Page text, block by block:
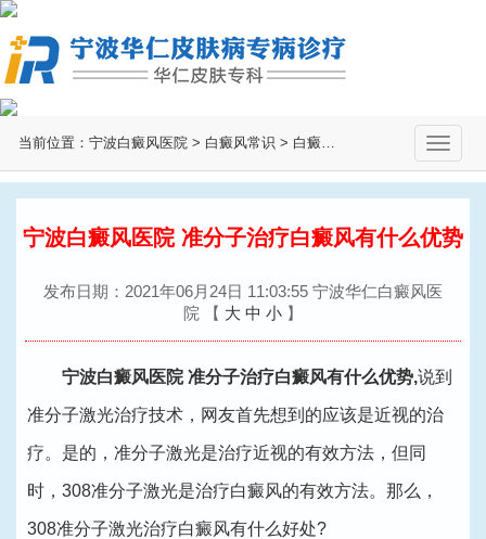
当前位置： 宁波白癜风医院 > 白癜风常识 > 白癜风治疗
切
换
宁波白癜风医院 准分子治疗白癜风有什么优势
发布日期：2021年06月24日 11:03:55 宁波华仁白癜风医
院
【 大 中 小 】
宁波白癜风医院准分子治疗白癜风有什么优势,说到
准分子激光治疗技术，网友首先想到的应该是近视的治
疗。是的，准分子激光是治疗近视的有效方法，但同
时，308准分子激光是治疗白癜风的有效方法。那么，
308准分子激光治疗白癜风有什么好处?